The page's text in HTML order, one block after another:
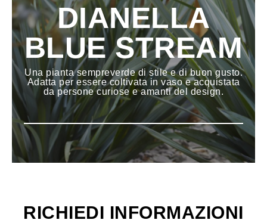
DIANELLA
BLUE STREAM
Una pianta sempreverde di stile e di buon gusto.
Adatta per essere coltivata in vaso e acquistata
da persone curiose e amanti del design.
RICHIEDI INFORMAZIONI